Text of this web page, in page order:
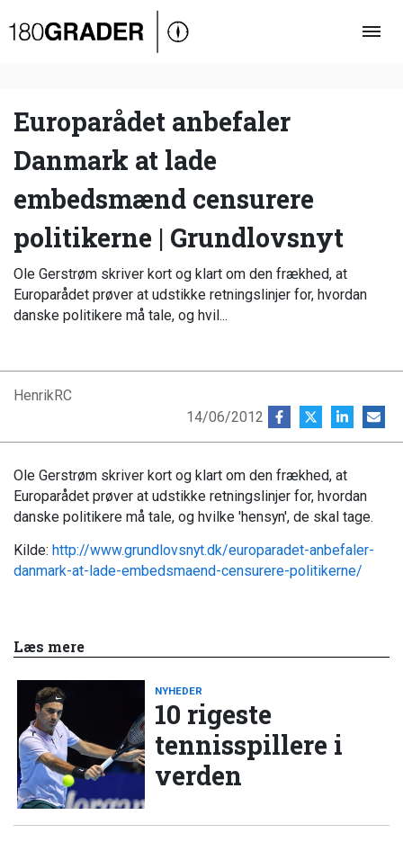
Oversigt
Debat
Video
Podcast
Europarådet anbefaler
Danmark at lade
embedsmænd censurere
politikerne | Grundlovsnyt
Ole Gerstrøm skriver kort og klart om den frækhed, at
Europarådet prøver at udstikke retningslinjer for, hvordan
danske politikere må tale, og hvil...
HenrikRC
14/06/2012
Ole Gerstrøm skriver kort og klart om den frækhed, at
Europarådet prøver at udstikke retningslinjer for, hvordan
danske politikere må tale, og hvilke 'hensyn', de skal tage.
Kilde: http://www.grundlovsnyt.dk/europaradet-anbefaler-
danmark-at-lade-embedsmaend-censurere-politikerne/
Læs mere
NYHEDER
10 rigeste
tennisspillere i
verden